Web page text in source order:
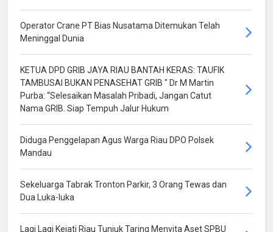
Operator Crane PT Bias Nusatama Ditemukan Telah
Meninggal Dunia
KETUA DPD GRIB JAYA RIAU BANTAH KERAS: TAUFIK
TAMBUSAI BUKAN PENASEHAT GRIB " Dr M Martin
Purba: “Selesaikan Masalah Pribadi, Jangan Catut
Nama GRIB. Siap Tempuh Jalur Hukum
Diduga Penggelapan Agus Warga Riau DPO Polsek
Mandau
Sekeluarga Tabrak Tronton Parkir, 3 Orang Tewas dan
Dua Luka-luka
Lagi Lagi Kejati Riau Tunjuk Taring Menyita Aset SPBU